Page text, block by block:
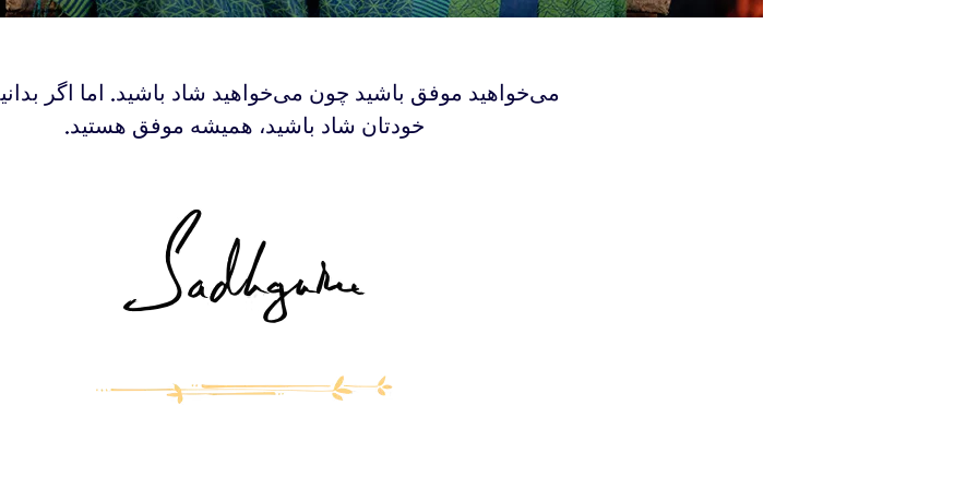
‫می‌خواهید موفق باشید چون می‌خواهید شاد باشید. اما اگر
خودتان شاد باشید، همیشه موفق هستید.